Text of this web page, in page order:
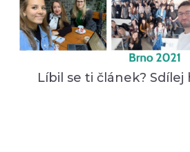
Líbil se ti článek? Sdílej